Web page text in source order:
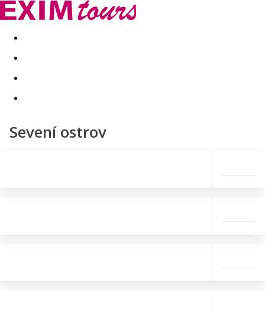
Akční nabídky Last minute
Sevení ostrov